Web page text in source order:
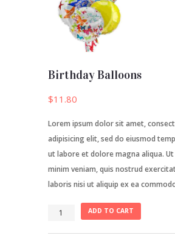
Birthday Balloons
$11.80
Lorem ipsum dolor sit amet,
adipisicing elit, sed do eiusmod
ut labore et dolore magna aliqua. Ut
minim veniam, quis nostrud
laboris nisi ut aliquip ex ea
Birthday
ADD TO CART